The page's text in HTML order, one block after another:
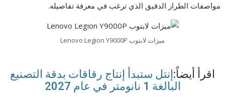
مواصفات الطراز الدقيق الذي ترغب في معرفة تفاصيله.
ميزات لابتوب Lenovo Legion Y9000P
اقرأ أيضاً:إنتل ستبدأ إنتاج رقاقات بدقة التصنيع
البالغة 1 نانومتر في عام 2027